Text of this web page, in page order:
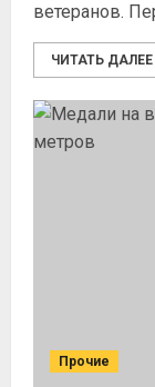
ветеранов.
ЧИТАТЬ ДАЛЕЕ
Прочие